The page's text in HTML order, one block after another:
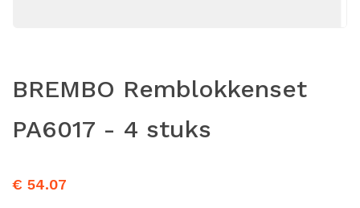
BREMBO Remblokkenset
PA6017 - 4 stuks
€ 54.07